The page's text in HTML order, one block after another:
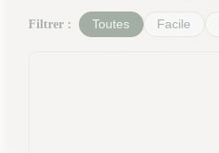
Filtrer : Toutes Facile